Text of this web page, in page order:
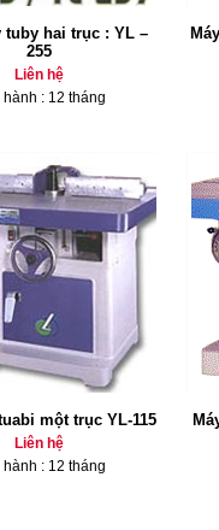
tuby hai trục : YL –
255
Liên hệ
hành : 12 tháng
một trục YL-115
Liên hệ
hành : 12 tháng